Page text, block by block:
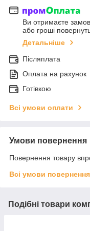
Ви отримаєте
або гроші
Детальніше
Післяплата
Оплата на рахунок
Готівкою
Всі умови оплати
Умови повернення
Повернення товару
Всі умови повернення
Подібні товари